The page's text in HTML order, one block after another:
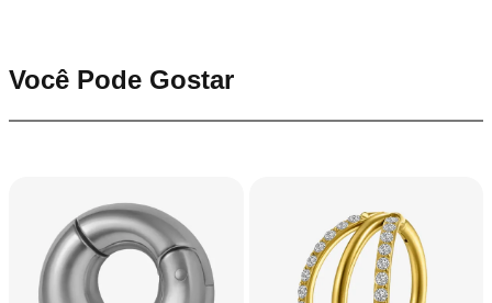
Você Pode Gostar